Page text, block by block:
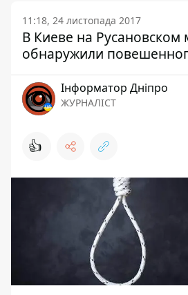
11:18, 24 листопада 2017
В Киеве на Русановском
обнаружили
Інформатор Дніпро
ЖУРНАЛІСТ
👍